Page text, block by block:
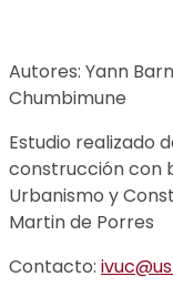
Autores: Yann
Chumbimune
Estudio realizado
construcción con
Urbanismo y
Martin de Porres
Contacto: